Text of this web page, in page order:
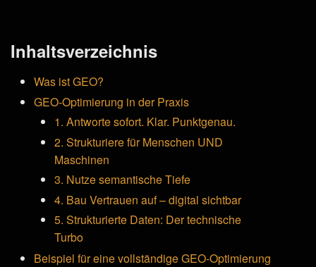
Inhaltsverzeichnis
Was ist GEO?
GEO-Optimierung in der Praxis
1. Antworte sofort. Klar. Punktgenau.
2. Strukturiere für Menschen UND
Maschinen
3. Nutze semantische Tiefe
4. Bau Vertrauen auf – digital sichtbar
5. Strukturierte Daten: Der technische
Turbo
Beispiel für eine vollständige GEO-Optimierung